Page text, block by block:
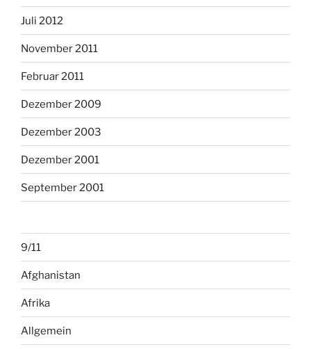
Juli 2012
November 2011
Februar 2011
Dezember 2009
Dezember 2003
Dezember 2001
September 2001
9/11
Afghanistan
Afrika
Allgemein